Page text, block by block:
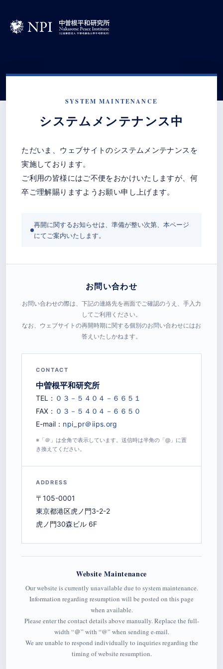
SYSTEM MAINTENANCE
システムメンテナンス中
ただいま、ウェブサイトのシステムメンテナンスを
実施しております。
ご利用の皆様にはご不便をおかけいたしますが、何
卒ご理解賜りますようお願い申し上げます。
再開に関するお知らせは、準備が整い次第、本ページ
にてご案内いたします。
お問い合わせ
お問い合わせの際は、下記の連絡先を画面でご確認のうえ、手入力
してご利用ください。
なお、ウェブサイトの再開時期に関する個別のお問い合わせにはお
答えいたしかねます。
CONTACT
中曽根平和研究所
TEL：
FAX：
E-mail：
※「＠」は全角で表示しています。送信時は半角の「@」に置
き換えてください。
ADDRESS
〒105-0001
東京都港区虎ノ門3-2-2
虎ノ門30森ビル 6F
Website Maintenance
Our website is currently unavailable due to system maintenance.
Information regarding resumption will be posted on this page
when available.
Please enter the contact details above manually. Replace the full-
width “＠” with “@” when sending e-mail.
We are unable to respond individually to inquiries regarding the
timing of website resumption.